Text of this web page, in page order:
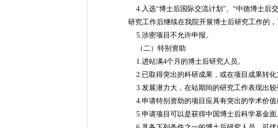
4.入选“博士后国际交流计划”、“中德博士后
研究工作后继续在我院开展博士后研究工作的
5.涉密项目不允许申报。
（二）特别资助
1.进站满4个月的博士后研究人员。
2.已取得突出的科研成果，或在项目成果转化
3.发展潜力大，在站期间的研究工作表现出较
4.申请特别资助的项目应具有突出的学术价值
5.申请项目可以是获得中国博士后科学基金面